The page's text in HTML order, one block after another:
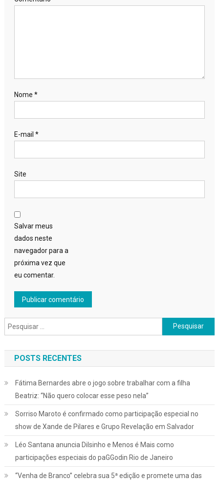
Nome *
E-mail *
Site
Salvar meus
dados neste
navegador para a
próxima vez que
eu comentar.
Pesquisar
por:
POSTS RECENTES
Fátima Bernardes abre o jogo sobre trabalhar com a filha
Beatriz: “Não quero colocar esse peso nela”
Sorriso Maroto é confirmado como participação especial no
show de Xande de Pilares e Grupo Revelação em Salvador
Léo Santana anuncia Dilsinho e Menos é Mais como
participações especiais do paGGodin Rio de Janeiro
“Venha de Branco” celebra sua 5ª edição e promete uma das